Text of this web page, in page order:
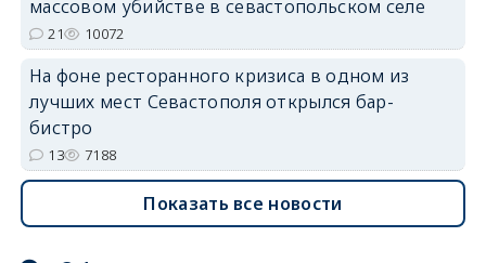
массовом убийстве в севастопольском селе
21 10072
На фоне ресторанного кризиса в одном из
лучших мест Севастополя открылся бар-
бистро
13 7188
Показать все новости